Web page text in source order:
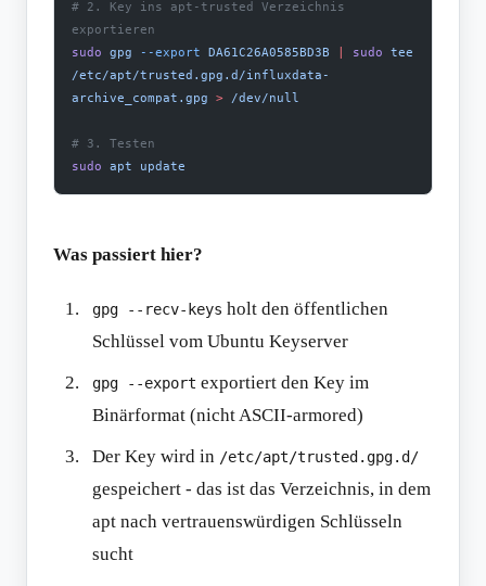
# 2. Key ins apt-trusted Verzeichnis
exportieren
sudo gpg --export DA61C26A0585BD3B sudo tee
/etc/apt/trusted.gpg.d/influxdata-
archive_compat.gpg > /dev/null
# 3. Testen
sudo apt update
Was passiert hier?
gpg --recv-keys holt den öffentlichen
Schlüssel vom Ubuntu Keyserver
gpg --export exportiert den Key im
Binärformat (nicht ASCII-armored)
Der Key wird in /etc/apt/trusted.gpg.d/
gespeichert - das ist das Verzeichnis, in dem
apt nach vertrauenswürdigen Schlüsseln
sucht